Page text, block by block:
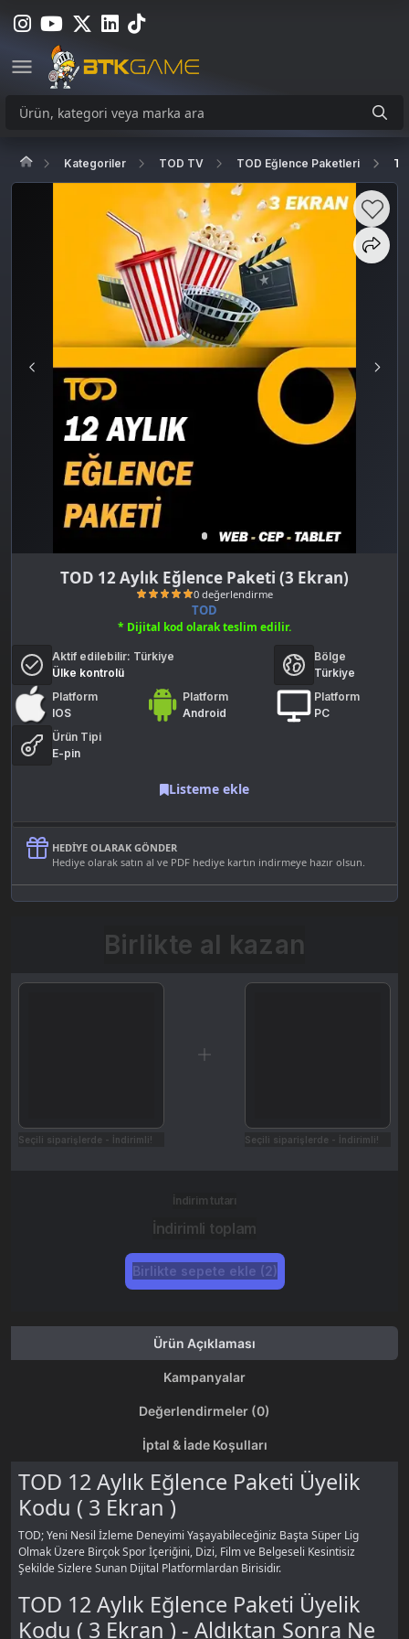
Kategoriler TOD TV TOD Eğlence Paketleri
TOD 12 Aylık Eğlence Paketi (3 Ekran)
TOD
* Dijital kod olarak teslim edilir.
Aktif edilebilir: Türkiye
Ülke kontrolü
Bölge
Türkiye
Platform
IOS
Platform
Android
Platform
PC
Ürün Tipi
E-pin
Listeme ekle
HEDIYE OLARAK GÖNDER
Hediye olarak satın al ve PDF hediye kartın indirmeye hazır olsun.
Birlikte al kazan
Seçili siparişlerde - İndirimli! Seçili siparişlerde - İndirimli!
İndirim tutarı
İndirimli toplam
Birlikte sepete ekle (2)
Ürün Açıklaması
Kampanyalar
Değerlendirmeler (0)
İptal & İade Koşulları
TOD 12 Aylık Eğlence Paketi Üyelik
Kodu ( 3 Ekran )
TOD; Yeni Nesil İzleme Deneyimi Yaşayabileceğiniz Başta Süper Lig
Olmak Üzere Birçok Spor İçeriğini, Dizi, Film ve Belgeseli Kesintisiz
Şekilde Sizlere Sunan Dijital Platformlardan Birisidir.
TOD 12 Aylık Eğlence Paketi Üyelik
Kodu ( 3 Ekran ) - Aldıktan Sonra Ne